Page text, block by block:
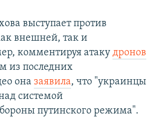
выступает против
внешней, так и
комментируя атаку дронов
из последних
она заявила, что "украинцы
системой
путинского режима".